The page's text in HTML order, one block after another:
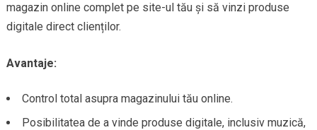
magazin online complet pe site-ul tău și să vinzi produse
digitale direct clienților.
Avantaje:
Control total asupra magazinului tău online.
Posibilitatea de a vinde produse digitale, inclusiv muzică,